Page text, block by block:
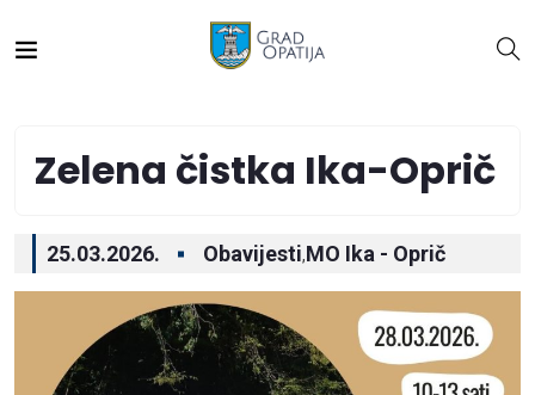
Zelena čistka Ika-Oprič
25.03.2026. Obavijesti,MO Ika - Oprič